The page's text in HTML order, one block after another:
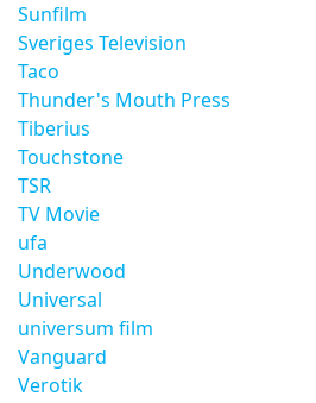
Sunfilm
Sveriges Television
Taco
Thunder's Mouth Press
Tiberius
Touchstone
TSR
TV Movie
ufa
Underwood
Universal
universum film
Vanguard
Verotik